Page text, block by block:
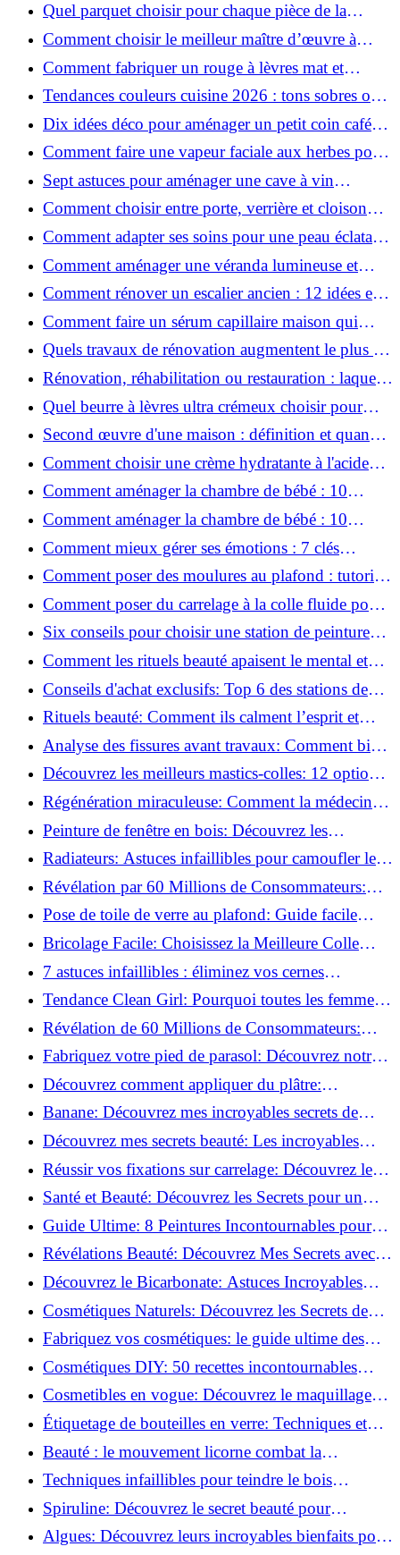
Quel parquet choisir pour chaque pièce de la
maison ?
Comment choisir le meilleur maître d’œuvre à
Grenoble en 2026 ?
Comment fabriquer un rouge à lèvres mat et
hydratant fait maison ?
Tendances couleurs cuisine 2026 : tons sobres ou
colorés, que choisir ?
Dix idées déco pour aménager un petit coin café
chez soi
Comment faire une vapeur faciale aux herbes pour
une peau plus saine et rajeunie ?
Sept astuces pour aménager une cave à vin
naturelle chez soi
Comment choisir entre porte, verrière et cloison
coulissante pour séparer vos pièces ?
Comment adapter ses soins pour une peau éclatante
en hiver ?
Comment aménager une véranda lumineuse et
conviviale : 12 idées déco
Comment rénover un escalier ancien : 12 idées et
astuces faciles pas à pas
Comment faire un sérum capillaire maison qui
stimule réellement la pousse des cheveux ?
Quels travaux de rénovation augmentent le plus la
valeur d'une maison pour la revente ?
Rénovation, réhabilitation ou restauration : laquelle
convient le mieux à mon logement ?
Quel beurre à lèvres ultra crémeux choisir pour
lèvres sèches et gercées?
Second œuvre d'une maison : définition et quand
le réaliser
Comment choisir une crème hydratante à l'acide
hyaluronique et niacinamide ?
Comment aménager la chambre de bébé : 10
conseils sécurité, déco et rangement
Comment aménager la chambre de bébé : 10
conseils sécurité, déco et rangement
Comment mieux gérer ses émotions : 7 clés
pratiques
Comment poser des moulures au plafond : tutoriel
vidéo pas à pas ?
Comment poser du carrelage à la colle fluide pour
un rendu professionnel ?
Six conseils pour choisir une station de peinture
basse pression
Comment les rituels beauté apaisent le mental et
créent des moments pour soi ?
Conseils d'achat exclusifs: Top 6 des stations de
peinture basse pression incontournables!
Rituels beauté: Comment ils calment l’esprit et
chouchoutent votre âme!
Analyse des fissures avant travaux: Comment bien
préparer vos surfaces!
Découvrez les meilleurs mastics-colles: 12 options
dès 6,70 €!
Régénération miraculeuse: Comment la médecine
régénérative peut restaurer votre confiance!
Peinture de fenêtre en bois: Découvrez les
techniques infaillibles pour un résultat parfait!
Radiateurs: Astuces infaillibles pour camoufler les
tuyaux apparents!
Révélation par 60 Millions de Consommateurs:
Découvrez le sérum anti-rides numéro un!
Pose de toile de verre au plafond: Guide facile
pour débutants!
Bricolage Facile: Choisissez la Meilleure Colle
pour Chaque Matériau!
7 astuces infaillibles : éliminez vos cernes
rapidement !
Tendance Clean Girl: Pourquoi toutes les femmes
l'adoptent?
Révélation de 60 Millions de Consommateurs:
Découvrez le meilleur fond de teint pour votre
peau!
Fabriquez votre pied de parasol: Découvrez notre
tutoriel facile !
Découvrez comment appliquer du plâtre:
Techniques pour un mur intérieur parfait!
Banane: Découvrez mes incroyables secrets de
beauté!
Découvrez mes secrets beauté: Les incroyables
vertus du curcuma!
Réussir vos fixations sur carrelage: Découvrez les
astuces infaillibles !
Santé et Beauté: Découvrez les Secrets pour un
Bien-être Optimal!
Guide Ultime: 8 Peintures Incontournables pour
Bois Extérieurs!
Révélations Beauté: Découvrez Mes Secrets avec le
Thé Vert Matcha!
Découvrez le Bicarbonate: Astuces Incroyables
pour Votre Quotidien!
Cosmétiques Naturels: Découvrez les Secrets de
Beauté Éco-responsables!
Fabriquez vos cosmétiques: le guide ultime des
produits de beauté maison!
Cosmétiques DIY: 50 recettes incontournables
pour sublimer votre beauté naturelle!
Cosmetibles en vogue: Découvrez le maquillage
100% comestible!
Étiquetage de bouteilles en verre: Techniques et
astuces incontournables!
Beauté : le mouvement licorne combat la
surconsommation !
Techniques infaillibles pour teindre le bois
naturellement: Découvrez comment!
Spiruline: Découvrez le secret beauté pour
revitaliser les peaux fatiguées!
Algues: Découvrez leurs incroyables bienfaits pour